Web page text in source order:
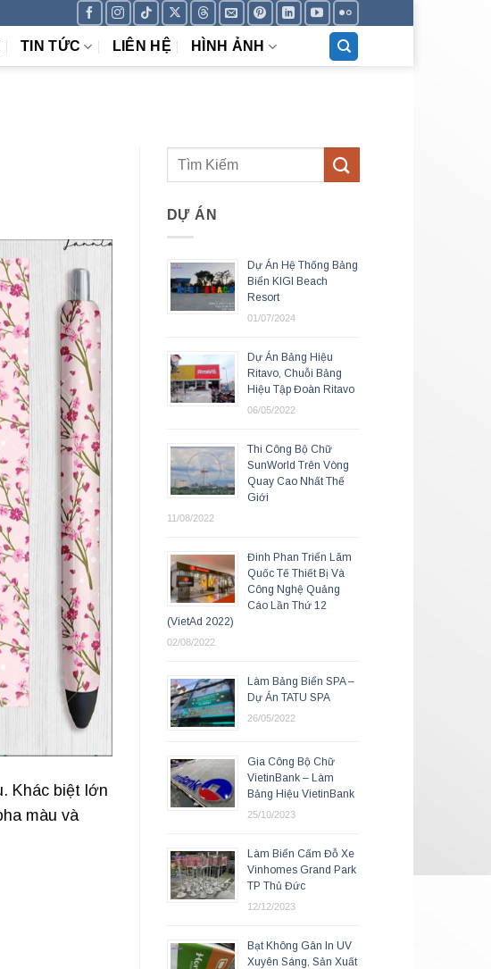
TIN TỨC LIÊN HỆ HÌNH ẢNH
Khác biệt lớn
màu và
DỰ ÁN
Dự Án Hệ Thống Bảng
Biển KIGI Beach
Resort
01/07/2024
Dự Án Bảng Hiệu
Ritavo, Chuỗi Bảng
Hiệu Tập Đoàn Ritavo
06/05/2022
Thi Công Bộ Chữ
SunWorld Trên Vòng
Quay Cao Nhất Thế
Giới
11/08/2022
Đinh Phan Triển Lãm
Quốc Tế Thiết Bị Và
Công Nghệ Quảng
Cáo Lần Thứ 12
(VietAd 2022)
02/08/2022
Làm Bảng Biển SPA –
Dự Án TATU SPA
26/05/2022
Gia Công Bộ Chữ
VietinBank – Làm
Bảng Hiệu VietinBank
25/10/2023
Làm Biển Cấm Đỗ Xe
Vinhomes Grand Park
TP Thủ Đức
12/12/2023
Bạt Không Gân In UV
Xuyên Sáng, Sản Xuất